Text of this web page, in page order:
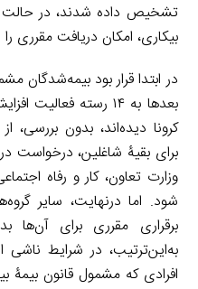
تشخیص داده شدند، در حالت
بیکاری، امکان دریافت مقرری
بعدها به ۱۴ رسته
کرونا دیده‌اند، بدون بررسی،
برای بقیۀ شاغلین، درخواست
وزارت تعاون، کار و رفاه
شود. اما درنهایت، سایر
برقراری مقرری برای آن‌ها
به‌این‌ترتیب، در شرایط ناشی
افرادی که مشمول قانون بیمۀ